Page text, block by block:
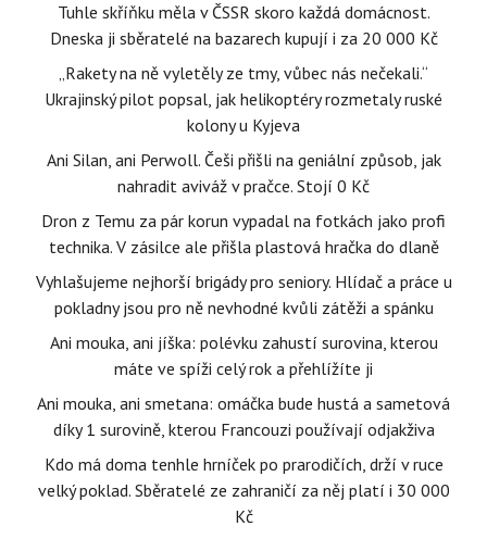
Tuhle skříňku měla v ČSSR skoro každá domácnost.
Dneska ji sběratelé na bazarech kupují i za 20 000 Kč
„Rakety na ně vyletěly ze tmy, vůbec nás nečekali.“
Ukrajinský pilot popsal, jak helikoptéry rozmetaly ruské
kolony u Kyjeva
Ani Silan, ani Perwoll. Češi přišli na geniální způsob, jak
nahradit aviváž v pračce. Stojí 0 Kč
Dron z Temu za pár korun vypadal na fotkách jako profi
technika. V zásilce ale přišla plastová hračka do dlaně
Vyhlašujeme nejhorší brigády pro seniory. Hlídač a práce u
pokladny jsou pro ně nevhodné kvůli zátěži a spánku
Ani mouka, ani jíška: polévku zahustí surovina, kterou
máte ve spíži celý rok a přehlížíte ji
Ani mouka, ani smetana: omáčka bude hustá a sametová
díky 1 surovině, kterou Francouzi používají odjakživa
Kdo má doma tenhle hrníček po prarodičích, drží v ruce
velký poklad. Sběratelé ze zahraničí za něj platí i 30 000
Kč